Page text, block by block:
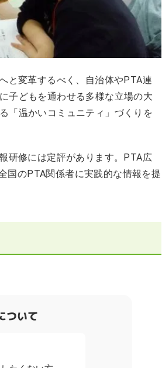
と変革するべく、自治体やPTA連
子どもを通わせる多様な立場の大
「温かいコミュニティ」づくりを
研修には定評があります。PTA広
国のPTA関係者に実践的な情報を提
ついて